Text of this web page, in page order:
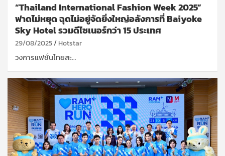
“Thailand International Fashion Week 2025”
ฟาดไม่หยุด ฉุดไม่อยู่จัดยิ่งใหญ่อลังการที่ Baiyoke
Sky Hotel รวมดีไซเนอร์กว่า 15 ประเทศ
29/08/2025 Hotstar
วงการแฟชั่นไทยสะ…